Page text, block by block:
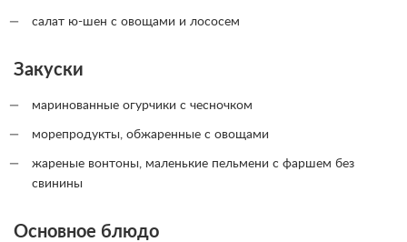
салат ю-шен с овощами и лососем
Закуски
маринованные огурчики с чесночком
морепродукты, обжаренные с овощами
жареные вонтоны, маленькие пельмени с фаршем без
свинины
Основное блюдо